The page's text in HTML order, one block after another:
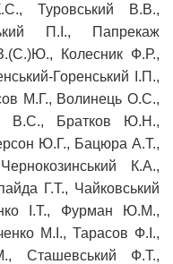
Туровський В.В.,
П.І., Папрекаж
Колесник Ф.Р.,
Горенський І.П.,
М.Г., Волинець О.С.,
В.С., Братков Ю.Н.,
Ю.Г., Бацюра А.Т.,
К.А.,
Г.Т., Чайковський
І.Т., Фурман Ю.М.,
М.І., Тарасов Ф.І.,
Сташевський Ф.Т.,